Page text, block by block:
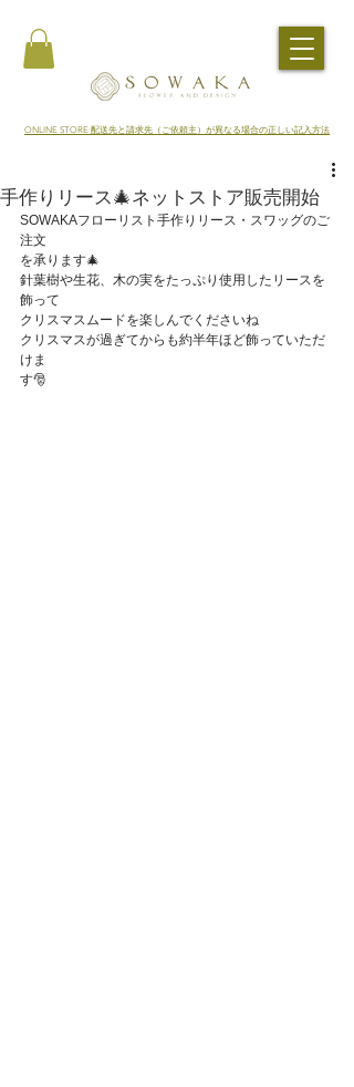
​ONLINE STORE 配送先と請求先（ご依頼主）が異なる場合の正しい記入方法
手作りリース🎄ネットストア販売開始
SOWAKAフローリスト手作りリース・スワッグのご
注文
を承ります🎄
針葉樹や生花、木の実をたっぷり使用したリースを
飾って
クリスマスムードを楽しんでくださいね
クリスマスが過ぎてからも約半年ほど飾っていただ
けま
す🎅